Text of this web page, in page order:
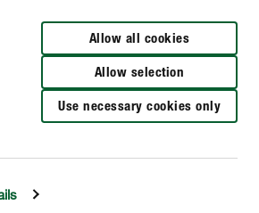
Allow all cookies
Allow selection
Use necessary cookies only